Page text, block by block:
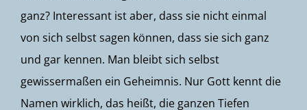
ganz? Interessant ist aber, dass sie nicht einmal
von sich selbst sagen können, dass sie sich ganz
und gar kennen. Man bleibt sich selbst
gewissermaßen ein Geheimnis. Nur Gott kennt die
Namen wirklich, das heißt, die ganzen Tiefen